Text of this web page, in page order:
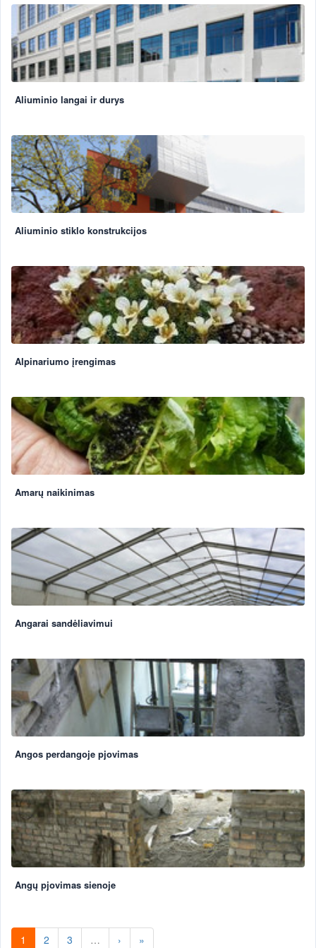
Aliuminio langai ir durys
Aliuminio stiklo konstrukcijos
Alpinariumo įrengimas
Amarų naikinimas
Angarai sandėliavimui
Angos perdangoje pjovimas
Angų pjovimas sienoje
1 2 3 … › »